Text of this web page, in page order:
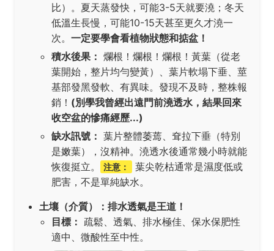
比）。夏天蒸發快，可能3-5天就要澆；冬天
低溫生長慢，可能10-15天甚至更久才澆一
次。 一定要學會看植物狀態和掂盆！
積水後果： 爛根！爛根！爛根！黃葉（從老
葉開始，整片均勻變黃）、葉片軟塌下垂、莖
基部發黑發軟、有異味。發現不及時，整株報
銷！ (別學我曾經出遠門前澆透水，結果回來
收空盆的慘痛經歷...)
缺水訊號： 葉片整體萎蔫、耷拉下垂（特別
是嫩葉），沒精神。澆透水後通常幾小時就能
恢復挺立。
注意：
葉尖乾枯通常是濕度低或
肥害，不是單純缺水。
土壤（介質）：排水透氣是王道！
目標： 疏鬆、透氣、排水極佳、保水保肥性
適中、微酸性至中性。